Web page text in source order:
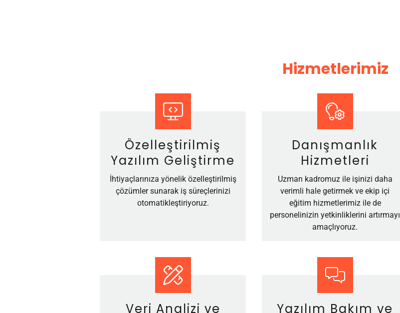
Hizmetlerimiz
Özelleştirilmiş
Yazılım Geliştirme
İhtiyaçlarınıza yönelik özelleştirilmiş
çözümler sunarak iş süreçlerinizi
otomatikleştiriyoruz.
Danışmanlık
Hizmetleri
Uzman kadromuz ile işinizi daha
verimli hale getirmek ve ekip içi
eğitim hizmetlerimiz ile de
personelinizin yetkinliklerini artırmayı
amaçlıyoruz.
Veri Analizi ve
Yazılım Bakım ve